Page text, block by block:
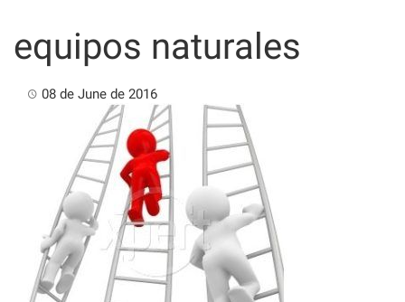
content
equipos naturales
08 de June de 2016